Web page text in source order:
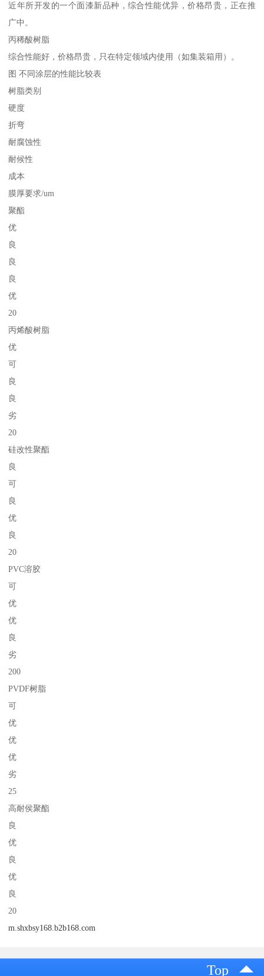
近年所开发的一个面漆新品种，综合性能优异，价格昂贵，正在推
广中。
丙稀酸树脂
综合性能好，价格昂贵，只在特定领域内使用（如集装箱用）。
图 不同涂层的性能比较表
树脂类别
硬度
折弯
耐腐蚀性
耐候性
成本
膜厚要求/um
聚酯
优
良
良
良
优
20
丙烯酸树脂
优
可
良
良
劣
20
硅改性聚酯
良
可
良
优
良
20
PVC溶胶
可
优
优
良
劣
200
PVDF树脂
可
优
优
优
劣
25
高耐侯聚酯
良
优
良
优
良
20
m.shxbsy168.b2b168.com
Top